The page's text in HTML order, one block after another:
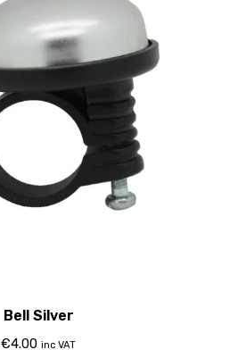
Bell Silver
€4.00 inc VAT